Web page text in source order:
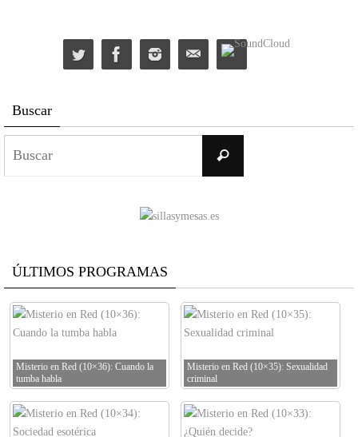
Buscar
Buscar
ÚLTIMOS PROGRAMAS
Misterio en Red (10×36): Cuando la
tumba habla
Misterio en Red (10×35): Sexualidad
criminal